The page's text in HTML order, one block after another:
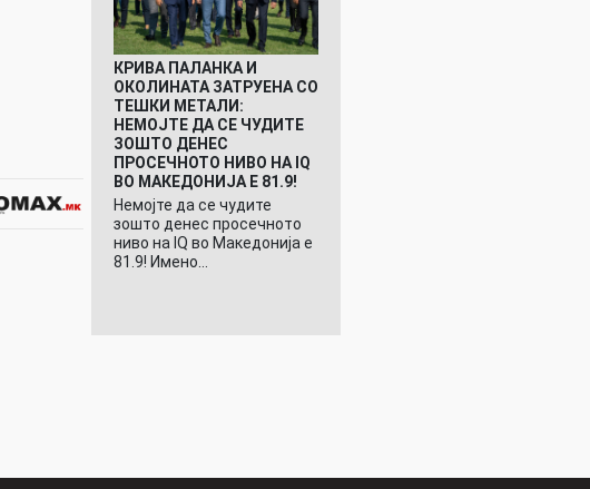
КРИВА ПАЛАНКА И
ОКОЛИНАТА ЗАТРУЕНА СО
ТЕШКИ МЕТАЛИ:
НЕМОЈТЕ ДА СЕ ЧУДИТЕ
ЗОШТО ДЕНЕС
ПРОСЕЧНОТО НИВО НА IQ
ВО МАКЕДОНИЈА Е 81.9!
Немојте да се чудите
зошто денес просечното
ниво на IQ во Македонија е
81.9! Имено…